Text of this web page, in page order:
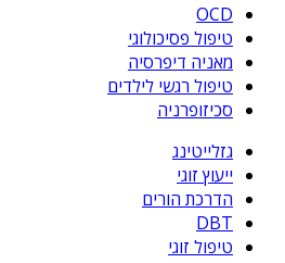
OCD
טיפול פסיכולוגי
מאניה דיפרסיה
טיפול רגשי לילדים
סכיזופרניה
גזלייטינג
ייעוץ זוגי
הדרכת הורים
DBT
טיפול זוגי